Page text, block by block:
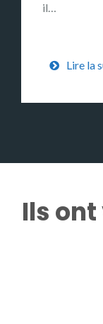
il…
Lire la
Ils